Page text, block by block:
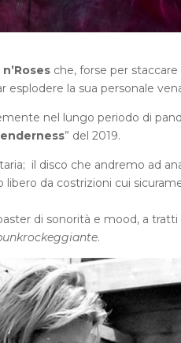
che, forse per
la sua personale
nel lungo periodo di
” del 2019.
il disco che andremo ad
da costrizioni cui
di sonorità e mood, a
.